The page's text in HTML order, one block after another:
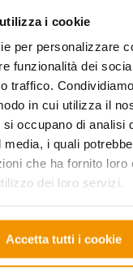
i cookie
per personalizzare
funzionalità dei
traffico.
in cui utilizza il
occupano di analisi
media, i quali
che ha fornito loro
dei loro servizi.
Accetta tutti i cookie
SOLAI
freddi non
e locali
non soltanto
l’assenza di
soprattutto in
caratteristiche di
presentare
APPROFONDISCI